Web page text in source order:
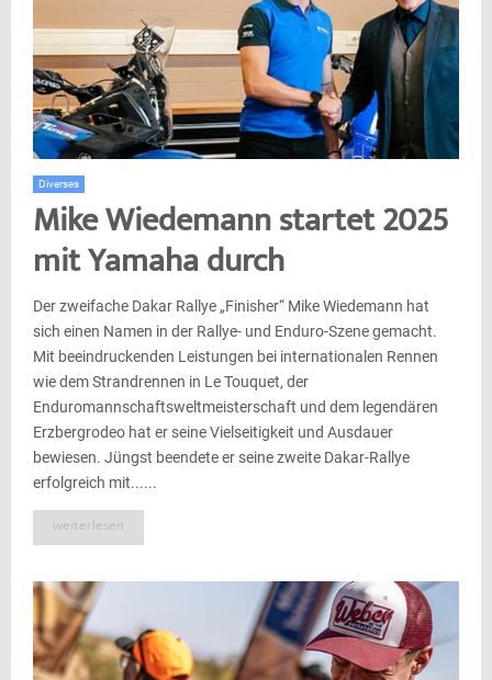
Diverses
Mike Wiedemann startet 2025
mit Yamaha durch
Der zweifache Dakar Rallye „Finisher“ Mike Wiedemann hat
sich einen Namen in der Rallye- und Enduro-Szene gemacht.
Mit beeindruckenden Leistungen bei internationalen Rennen
wie dem Strandrennen in Le Touquet, der
Enduromannschaftsweltmeisterschaft und dem legendären
Erzbergrodeo hat er seine Vielseitigkeit und Ausdauer
bewiesen. Jüngst beendete er seine zweite Dakar-Rallye
erfolgreich mit......
weiterlesen